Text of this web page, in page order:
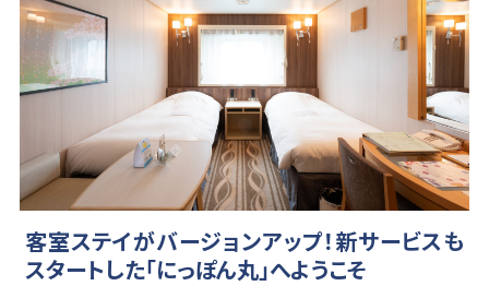
客室ステイがバージョンアップ！新サービスも
スタートした「にっぽん丸」へようこそ